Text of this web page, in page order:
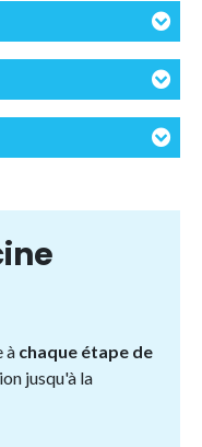
à chaque étape de
jusqu'à la